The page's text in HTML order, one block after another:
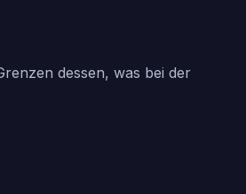
dessen, was bei der